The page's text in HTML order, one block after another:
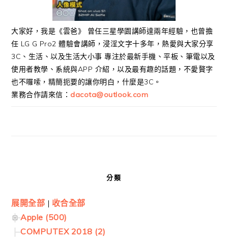
大家好，我是《雲爸》 曾任三星學園講師達兩年經驗，也曾擔
任 LG G Pro2 體驗會講師，浸淫文字十多年，熱愛與大家分享
3C、生活、以及生活大小事 專注於最新手機、平板、筆電以及
使用者教學、系統與APP 介紹，以及最有趣的話題，不愛贅字
也不囉嗦，精簡扼要的讓你明白，什麼是3C。
業務合作請來信： dacota@outlook.com
分類
展開全部 | 收合全部
Apple (500)
COMPUTEX 2018 (2)